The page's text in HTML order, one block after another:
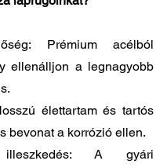
Prémium acélból
ellenálljon a legnagyobb
élettartam és tartós
bevonat a korrózió ellen.
illeszkedés: A gyári